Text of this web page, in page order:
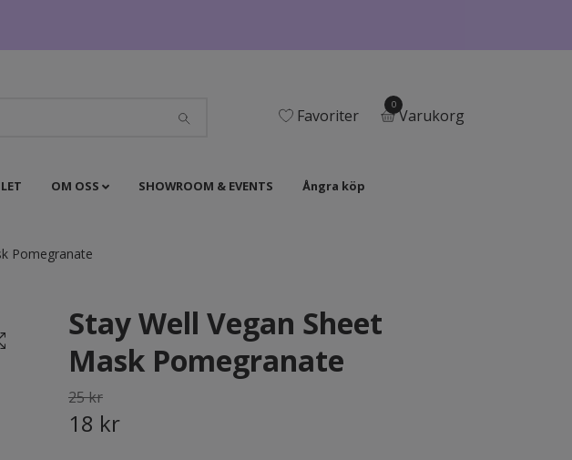
Favoriter
0
Varukorg
OM OSS SHOWROOM & EVENTS Ångra köp
Pomegranate
Stay Well Vegan Sheet
Mask Pomegranate
25 kr
18 kr